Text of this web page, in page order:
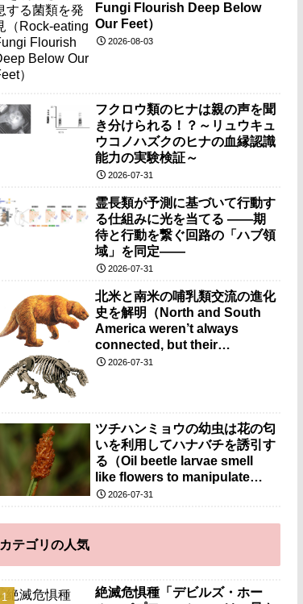
Fungi Flourish Deep Below
Our Feet）
2026-08-03
フクロウ類のヒナは親の声を聞
き分けられる！？～リュウキュ
ウコノハズクのヒナの血縁認識
能力の実験検証～
2026-07-31
霊長類が予測に基づいて行動す
る仕組みに光を当てる ――期
待と行動を繋ぐ回路の「ハブ領
域」を同定――
2026-07-31
北米と南米の哺乳類交流の進化
史を解明（North and South
America weren’t always
connected, but their
mammals still found a way to
2026-07-31
ツチハンミョウの幼虫は花の匂
いを利用してハナバチを誘引す
る（Oil beetle larvae smell
like flowers to manipulate
bees）
2026-07-31
カテゴリの人気
絶滅危惧種「デビルズ・ホー